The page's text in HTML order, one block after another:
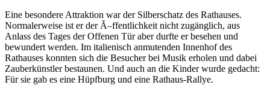
Eine besondere Attraktion war der Silberschatz des Rathauses.
Normalerweise ist er der Ã–ffentlichkeit nicht zugänglich, aus
Anlass des Tages der Offenen Tür aber durfte er besehen und
bewundert werden. Im italienisch anmutenden Innenhof des
Rathauses konnten sich die Besucher bei Musik erholen und dabei
Zauberkünstler bestaunen. Und auch an die Kinder wurde gedacht:
Für sie gab es eine Hüpfburg und eine Rathaus-Rallye.